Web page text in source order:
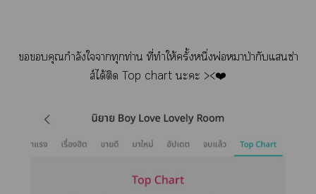
คุณกำลังใาทุกท่าน ที่ทำให้ครั้งหนึ่งพ่อหมาป่ากับแซ่า
ส์ได้ติด Top chart ะะ ><❤️